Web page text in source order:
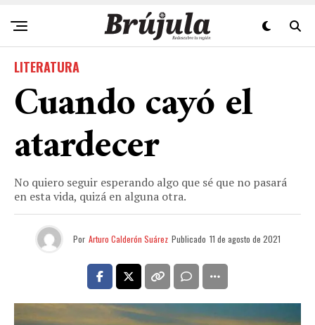
LITERATURA
Cuando cayó el
atardecer
No quiero seguir esperando algo que sé que no pasará
en esta vida, quizá en alguna otra.
Por Arturo Calderón Suárez Publicado 11 de agosto de 2021